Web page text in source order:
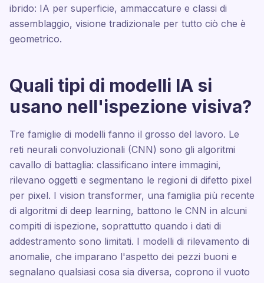
ibrido: IA per superficie, ammaccature e classi di
assemblaggio, visione tradizionale per tutto ciò che è
geometrico.
Quali tipi di modelli IA si
usano nell'ispezione visiva?
Tre famiglie di modelli fanno il grosso del lavoro. Le
reti neurali convoluzionali (CNN) sono gli algoritmi
cavallo di battaglia: classificano intere immagini,
rilevano oggetti e segmentano le regioni di difetto pixel
per pixel. I vision transformer, una famiglia più recente
di algoritmi di deep learning, battono le CNN in alcuni
compiti di ispezione, soprattutto quando i dati di
addestramento sono limitati. I modelli di rilevamento di
anomalie, che imparano l'aspetto dei pezzi buoni e
segnalano qualsiasi cosa sia diversa, coprono il vuoto